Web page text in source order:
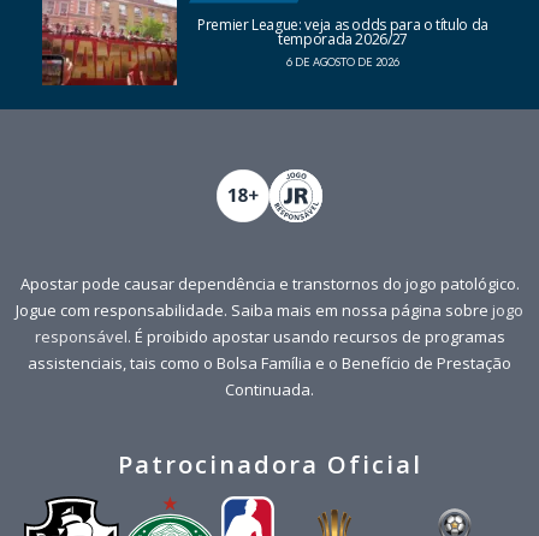
Premier League: veja as odds para o título da
temporada 2026/27
6 DE AGOSTO DE 2026
Apostar pode causar dependência e transtornos do jogo patológico.
Jogue com responsabilidade. Saiba mais em nossa página sobre jogo
responsável. É proibido apostar usando recursos de programas
assistenciais, tais como o Bolsa Família e o Benefício de Prestação
Continuada.
Patrocinadora Oficial